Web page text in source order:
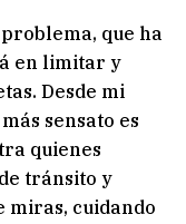
que ha
en limitar y
Desde mi
sensato es
quienes
tránsito y
cuidando